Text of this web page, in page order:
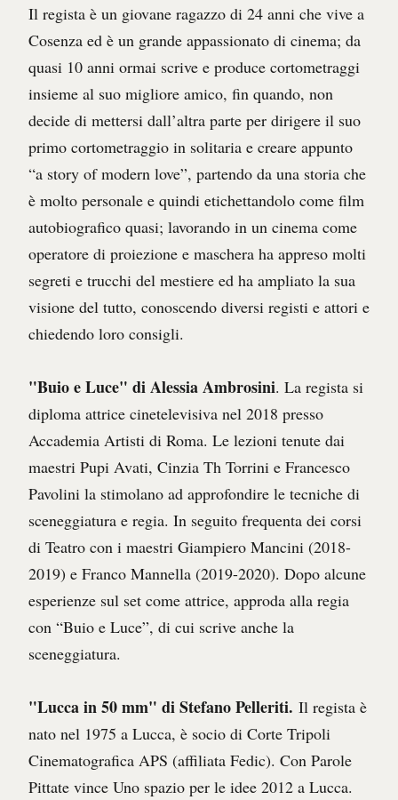
Il regista è un giovane ragazzo di 24 anni che vive a
Cosenza ed è un grande appassionato di cinema; da
quasi 10 anni ormai scrive e produce cortometraggi
insieme al suo migliore amico, fin quando, non
decide di mettersi dall’altra parte per dirigere il suo
primo cortometraggio in solitaria e creare appunto
“a story of modern love”, partendo da una storia che
è molto personale e quindi etichettandolo come film
autobiografico quasi; lavorando in un cinema come
operatore di proiezione e maschera ha appreso molti
segreti e trucchi del mestiere ed ha ampliato la sua
visione del tutto, conoscendo diversi registi e attori e
chiedendo loro consigli.
"Buio e Luce" di Alessia Ambrosini. La regista si
diploma attrice cinetelevisiva nel 2018 presso
Accademia Artisti di Roma. Le lezioni tenute dai
maestri Pupi Avati, Cinzia Th Torrini e Francesco
Pavolini la stimolano ad approfondire le tecniche di
sceneggiatura e regia. In seguito frequenta dei corsi
di Teatro con i maestri Giampiero Mancini (2018-
2019) e Franco Mannella (2019-2020). Dopo alcune
esperienze sul set come attrice, approda alla regia
con “Buio e Luce”, di cui scrive anche la
sceneggiatura.
"Lucca in 50 mm" di Stefano Pelleriti. Il regista è
nato nel 1975 a Lucca, è socio di Corte Tripoli
Cinematografica APS (affiliata Fedic). Con Parole
Pittate vince Uno spazio per le idee 2012 a Lucca.